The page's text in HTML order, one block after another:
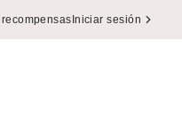
Iniciar sesión